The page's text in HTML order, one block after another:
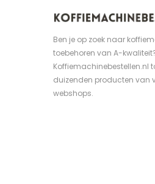
Ben je op zoek naar
toebehoren van A-
Koffiemachinebestellen.nl
duizenden producten van
webshops.